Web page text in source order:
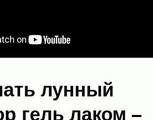
лунный
гель лаком –